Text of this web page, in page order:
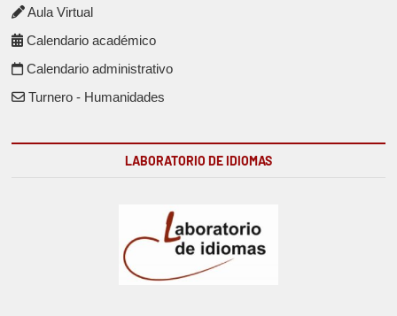
Aula Virtual
Calendario académico
Calendario administrativo
Turnero - Humanidades
LABORATORIO DE IDIOMAS